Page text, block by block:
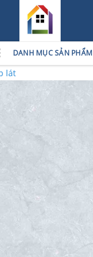
DANH MỤC SẢN PHẨM
lát